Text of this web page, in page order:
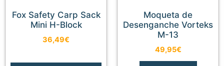
Fox Safety Carp Sack
Mini H-Block
36,49€
Moqueta de
Desenganche Vorteks
M-13
49,95€